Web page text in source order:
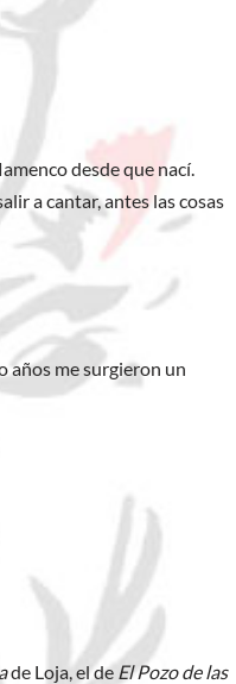
desde que nací.
a cantar, antes las cosas
años me surgieron un
de Loja, el de El Pozo de las